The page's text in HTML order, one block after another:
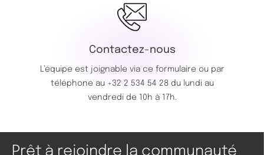
Contactez-nous
L’équipe est joignable via ce formulaire ou par
téléphone au +32 2 534 54 28du lundi au
vendredi de 10h à 17h.
Prêt à rejoindre la communauté